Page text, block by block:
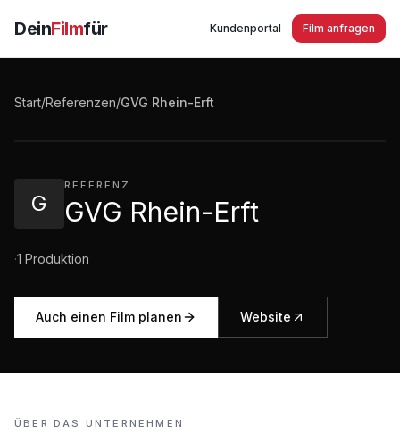
DeinFilmfür Kundenportal Film anfragen
Start/Referenzen/GVG Rhein-Erft
G
REFERENZ
GVG Rhein-Erft
·1 Produktion
Auch einen Film planen Website
GVG Rhein-Erft – Ihr Energieversorger
ÜBER DAS UNTERNEHMEN